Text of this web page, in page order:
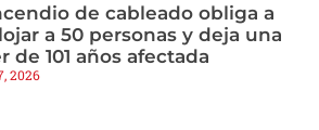
de cableado obliga a
a 50 personas y deja una
de 101 años afectada
2026